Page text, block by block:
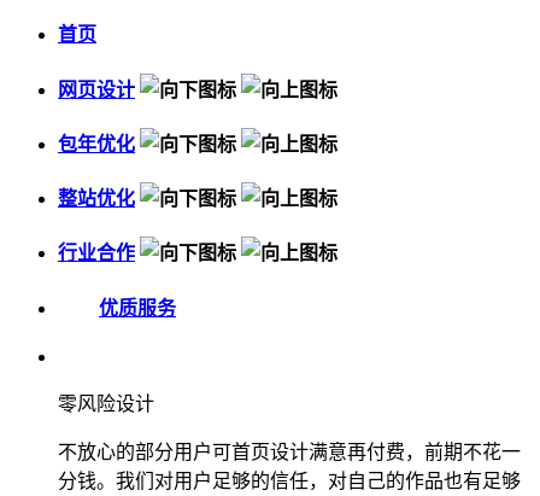
首页
网页设计
包年优化
整站优化
行业合作
优质服务
零风险设计
不放心的部分用户可首页设计满意再付费，前期不花一
分钱。我们对用户足够的信任，对自己的作品也有足够